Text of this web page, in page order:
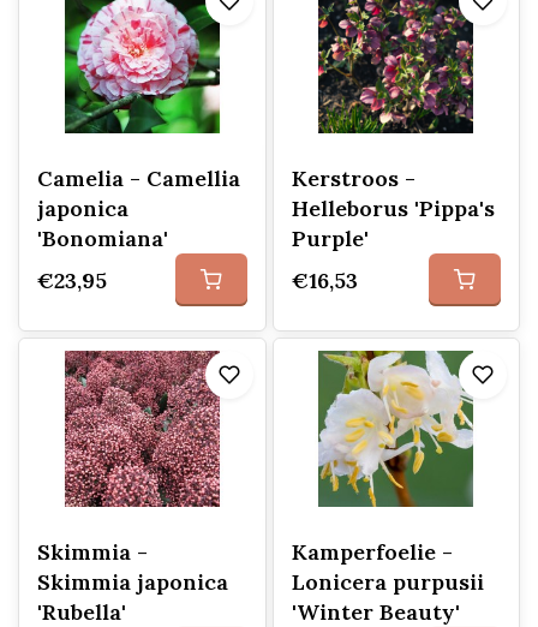
Camelia - Camellia
japonica
'Bonomiana'
€23,95
Kerstroos -
Helleborus 'Pippa's
Purple'
€16,53
Skimmia -
Skimmia japonica
'Rubella'
Kamperfoelie -
Lonicera purpusii
'Winter Beauty'